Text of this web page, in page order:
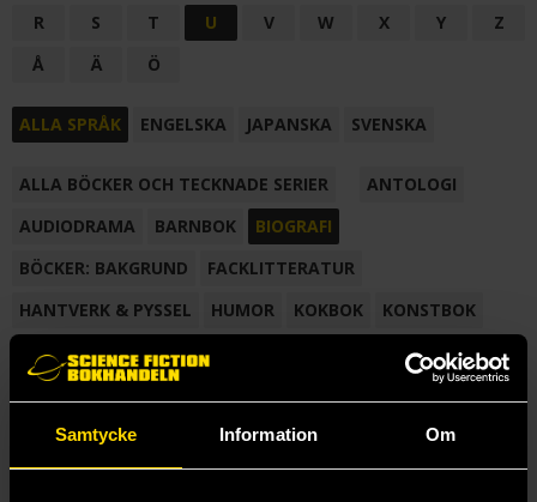
Samtycke Information Om
R
S T U V W X Y
Z
Å
Ä Ö
ALLA SPRÅK ENGELSKA JAPANSKA SVENSKA
ALLA BÖCKER OCH TECKNADE SERIER
ANTOLOGI
AUDIODRAMA
BARNBOK
BIOGRAFI
BÖCKER: BAKGRUND
FACKLITTERATUR
HANTVERK & PYSSEL
HUMOR KOKBOK
KONSTBOK
KORTROMAN
LÄROBOK
NOVELL
SAMLINGSVOLYM
TECKNA & MÅLA TECKNAD SERIE